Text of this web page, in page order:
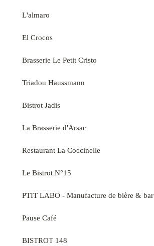
L'almaro
El Crocos
Brasserie Le Petit Cristo
Triadou Haussmann
Bistrot Jadis
La Brasserie d'Arsac
Restaurant La Coccinelle
Le Bistrot N°15
PTIT LABO - Manufacture de bière & bar
Pause Café
BISTROT 148